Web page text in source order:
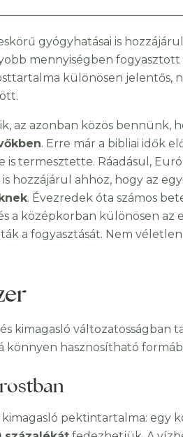
gyógyhatásai is
mennyiségben fogyasztott
különösen jelentős,
az azonban közös bennünk,
. Erre már a bibliai idők
is termesztette. Ráadásul,
hozzájárul ahhoz, hogy az
. Évezredek óta számos
a középkorban különösen az
a fogyasztását. Nem
kimagasló változatosságban
könnyen hasznosítható
pektintartalma: egy